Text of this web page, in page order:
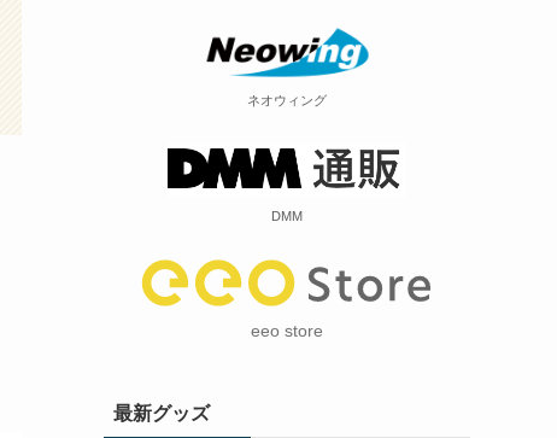
ネオウィング
DMM
eeo store
最新グッズ